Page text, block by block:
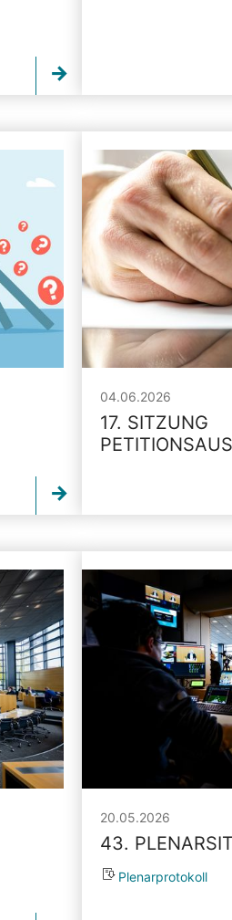
04.06.2026
17. SITZUNG
20.05.2026
43.
Plenarprotokoll